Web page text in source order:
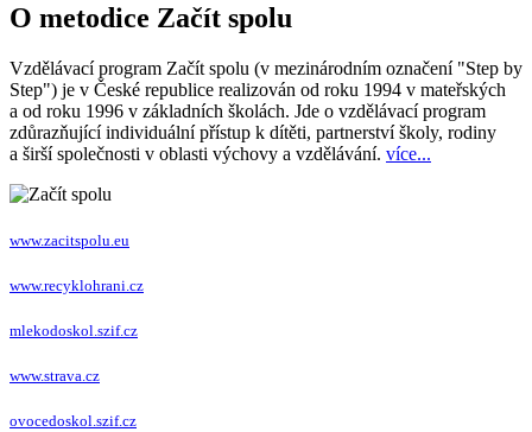
O metodice Začít spolu
Vzdělávací program Začít spolu (v mezinárodním označení "Step by
Step") je v České republice realizován od roku 1994 v mateřských
a od roku 1996 v základních školách. Jde o vzdělávací program
zdůrazňující individuální přístup k dítěti, partnerství školy, rodiny
a širší společnosti v oblasti výchovy a vzdělávání. více...
www.zacitspolu.eu
www.recyklohrani.cz
mlekodoskol.szif.cz
www.strava.cz
ovocedoskol.szif.cz